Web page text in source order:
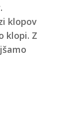
klopov
klopi. Z